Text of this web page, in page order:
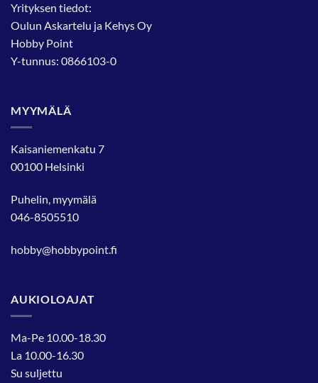
Yrityksen tiedot:
Oulun Askartelu ja Kehys Oy
Hobby Point
Y-tunnus: 0866103-0
MYYMÄLÄ
Kaisaniemenkatu 7
00100 Helsinki
Puhelin, myymälä
046-8505510
hobby@hobbypoint.fi
AUKIOLOAJAT
Ma-Pe 10.00-18.30
La 10.00-16.30
Su suljettu